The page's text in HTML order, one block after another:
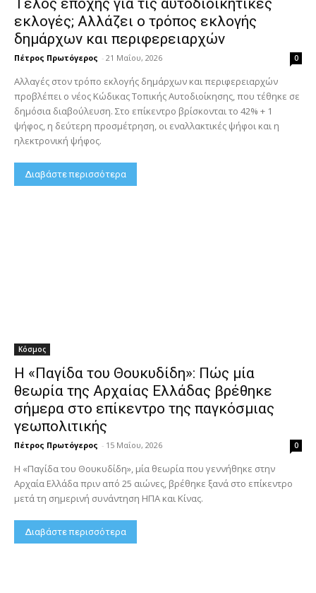
Τέλος εποχής για τις αυτοδιοικητικές
εκλογές; Αλλάζει ο τρόπος εκλογής
δημάρχων και περιφερειαρχών
Πέτρος Πρωτόγερος - 21 Μαΐου, 2026 0
Αλλαγές στον τρόπο εκλογής δημάρχων και περιφερειαρχών
προβλέπει ο νέος Κώδικας Τοπικής Αυτοδιοίκησης, που τέθηκε σε
δημόσια διαβούλευση. Στο επίκεντρο βρίσκονται το 42% + 1
ψήφος, η δεύτερη προσμέτρηση, οι εναλλακτικές ψήφοι και η
ηλεκτρονική ψήφος.
Διαβάστε περισσότερα
Κόσμος
Η «Παγίδα του Θουκυδίδη»: Πώς μία
θεωρία της Αρχαίας Ελλάδας βρέθηκε
σήμερα στο επίκεντρο της παγκόσμιας
γεωπολιτικής
Πέτρος Πρωτόγερος - 15 Μαΐου, 2026 0
Η «Παγίδα του Θουκυδίδη», μία θεωρία που γεννήθηκε στην
Αρχαία Ελλάδα πριν από 25 αιώνες, βρέθηκε ξανά στο επίκεντρο
μετά τη σημερινή συνάντηση ΗΠΑ και Κίνας.
Διαβάστε περισσότερα